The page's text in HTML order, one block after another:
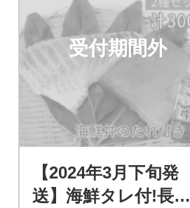
受付期間外
【2024年3月下旬発
送】海鮮タレ付!長崎